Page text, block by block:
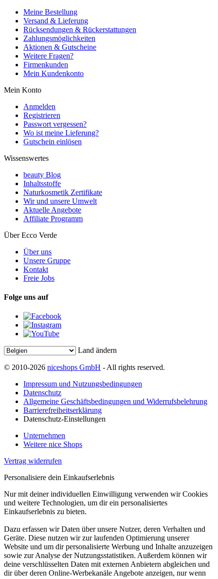
Meine Bestellung
Versand & Lieferung
Rücksendungen & Rückerstattungen
Zahlungsmöglichkeiten
Aktionen & Gutscheine
Weitere Fragen?
Firmenkunden
Mein Kundenkonto
Mein Konto
Anmelden
Registrieren
Passwort vergessen?
Wo ist meine Lieferung?
Gutschein einlösen
Wissenswertes
beauty Blog
Inhaltsstoffe
Naturkosmetik Zertifikate
Wir und unsere Umwelt
Aktuelle Angebote
Affiliate Programm
Über Ecco Verde
Über uns
Unsere Gruppe
Kontakt
Freie Jobs
Folge uns auf
Land ändern
© 2010-2026 niceshops GmbH - All rights reserved.
Impressum und Nutzungsbedingungen
Datenschutz
Allgemeine Geschäftsbedingungen und Widerrufsbelehrung
Barrierefreiheitserklärung
Datenschutz-Einstellungen
Unternehmen
Weitere nice Shops
Vertrag widerrufen
Personalisiere dein Einkaufserlebnis
Nur mit deiner individuellen Einwilligung verwenden wir Cookies
und weitere Technologien, um dir ein personalisiertes
Einkaufserlebnis zu bieten.
Dazu erfassen wir Daten über unsere Nutzer, deren Verhalten und
Geräte. Diese nutzen wir zur laufenden Optimierung unserer
Website und um dir personalisierte Werbung und Inhalte anzuzeigen
sowie zur Analyse der Nutzungsstatistiken. Außerdem können wir
deine verschlüsselten Daten mit externen Anbietern abgleichen und
dir über deren Online-Werbekanäle Angebote anzeigen, nur wenn